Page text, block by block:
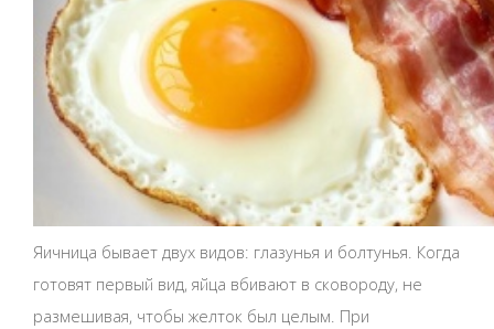
Яичница бывает двух видов: глазунья и болтунья. Когда
готовят первый вид, яйца вбивают в сковороду, не
размешивая, чтобы желток был целым. При